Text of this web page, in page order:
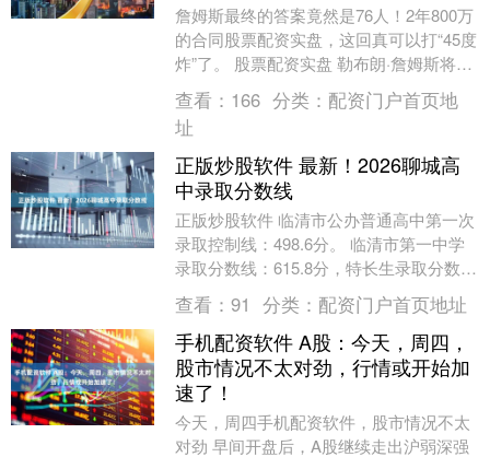
詹姆斯最终的答案竟然是76人！2年800万
的合同股票配资实盘，这回真可以打“45度
炸”了。 股票配资实盘 勒布朗·詹姆斯将加
盟76人！....
查看： 166 分类： 配资门户首页地
址
正版炒股软件 最新！2026聊城高
中录取分数线
正版炒股软件 临清市公办普通高中第一次
录取控制线：498.6分。 临清市第一中学
录取分数线：615.8分，特长生录取分数线
511.4分。 临清市第二中学第一次录....
查看： 91 分类： 配资门户首页地址
手机配资软件 A股：今天，周四，
股市情况不太对劲，行情或开始加
速了！
今天，周四手机配资软件，股市情况不太
对劲 早间开盘后，A股继续走出沪弱深强